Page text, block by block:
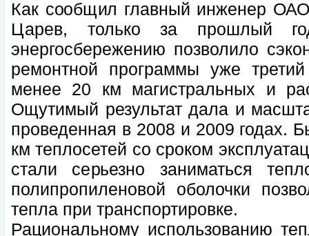
Как сообщил главный инженер
Царев, только за прошлый
энергосбережению позволило
ремонтной программы уже
менее 20 км магистральных и
Ощутимый результат дала и
проведенная в 2008 и 2009 годах.
км теплосетей со сроком
стали серьезно заниматься
полипропиленовой оболочки
тепла при транспортировке.
Рациональному использованию